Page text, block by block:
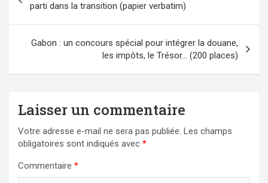
l’article
parti dans la transition (papier verbatim)
Gabon : un concours spécial pour intégrer la douane,
les impôts, le Trésor… (200 places)
Laisser un commentaire
Votre adresse e-mail ne sera pas publiée. Les champs
obligatoires sont indiqués avec *
Commentaire *